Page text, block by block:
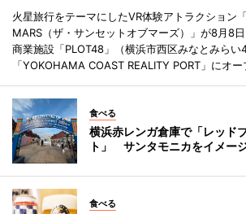
火星旅行をテーマにしたVR体験アトラクション
MARS（ザ・サンセットオブマーズ）」が8月8
商業施設「PLOT48」（横浜市西区みなとみらい
「YOKOHAMA COAST REALITY PORT」にオー
食べる
横浜赤レンガ倉庫で「レッド
ト」 サンタモニカをイメー
食べる